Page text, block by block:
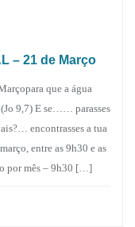
– 21 de Março
que a água
9,7) E se…… parasses
encontrasses a tua
entre as 9h30 e as
por mês – 9h30 […]